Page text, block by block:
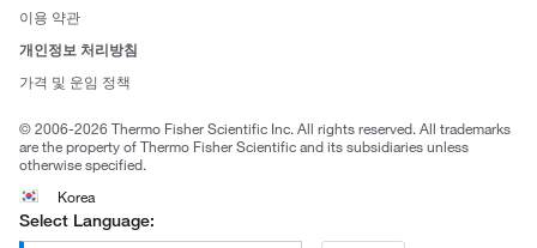
사회적 책임
브랜드
이용 약관
개인정보 처리방침
가격 및 운임 정책
© 2006-2026 Thermo Fisher Scientific Inc. All rights reserved. All trademarks
are the property of Thermo Fisher Scientific and its subsidiaries unless
otherwise specified.
Korea
Select Language: